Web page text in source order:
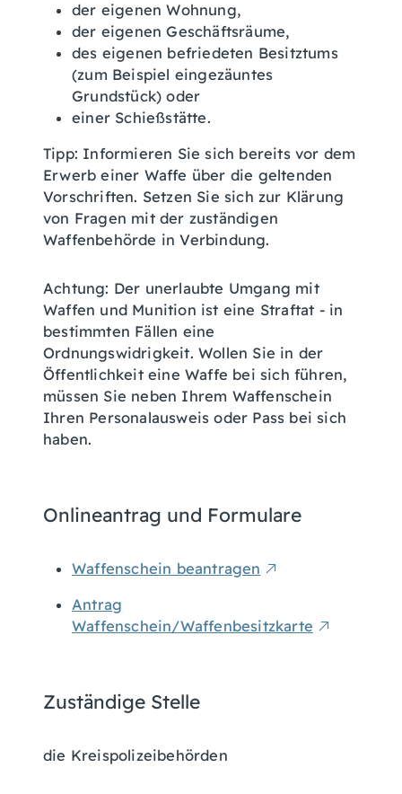
der eigenen Wohnung,
der eigenen Geschäftsräume,
des eigenen befriedeten Besitztums
(zum Beispiel eingezäuntes
Grundstück) oder
einer Schießstätte.
Tipp: Informieren Sie sich bereits vor dem
Erwerb einer Waffe über die geltenden
Vorschriften. Setzen Sie sich zur Klärung
von Fragen mit der zuständigen
Waffenbehörde in Verbindung.
Achtung: Der unerlaubte Umgang mit
Waffen und Munition ist eine Straftat - in
bestimmten Fällen eine
Ordnungswidrigkeit. Wollen Sie in der
Öffentlichkeit eine Waffe bei sich führen,
müssen Sie neben Ihrem Waffenschein
Ihren Personalausweis oder Pass bei sich
haben.
Onlineantrag und Formulare
Waffenschein beantragen
Antrag
Waffenschein/Waffenbesitzkarte
Zuständige Stelle
die Kreispolizeibehörden